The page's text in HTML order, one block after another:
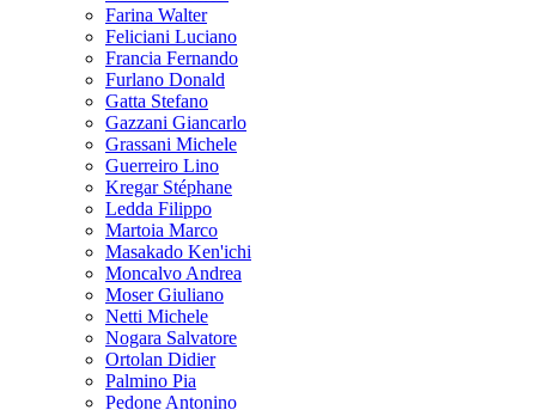
Farina Walter
Feliciani Luciano
Francia Fernando
Furlano Donald
Gatta Stefano
Gazzani Giancarlo
Grassani Michele
Guerreiro Lino
Kregar Stéphane
Ledda Filippo
Martoia Marco
Masakado Ken'ichi
Moncalvo Andrea
Moser Giuliano
Netti Michele
Nogara Salvatore
Ortolan Didier
Palmino Pia
Pedone Antonino